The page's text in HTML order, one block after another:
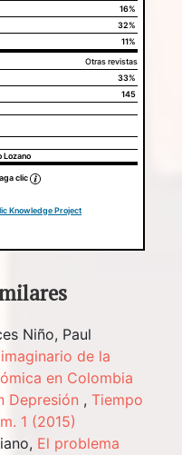
16%
32%
11%
Otras revistas
33%
145
Lozano
clic
Knowledge Project
Niño, Paul
de la
en Colombia
Depresión ,Tiempo
1 (2015)
El problema